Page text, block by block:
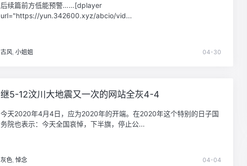
后续篇前方低能预警……[dplayer
url="https://yun.342600.xyz/abcio/vid...
古风 ,小姐姐 04-30
继5-12汶川大地震又一次的网站全灰4-4
今天2020年4月4日，应为2020年的开端。在2020年这个特别的日子国
务院也表示：今天全国哀悼，下半旗，停止公...
灰色,悼念 04-04